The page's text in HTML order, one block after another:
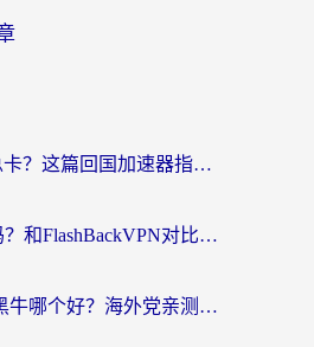
美国看世界杯总卡？这篇回国加速器指南帮你无缝刷国内资源（附苹果手机VPN设置步骤）
穿梭VPN好用吗？和FlashBackVPN对比哪个回国效果更好？
Quickback和小黑牛哪个好？海外党亲测指南，选对回国加速器秒回国内